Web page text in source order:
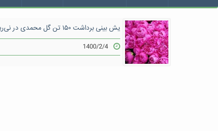
یش بینی برداشت ۱۵۰ تن گل محمدی در نی‌ریز فارس
1400/2/4